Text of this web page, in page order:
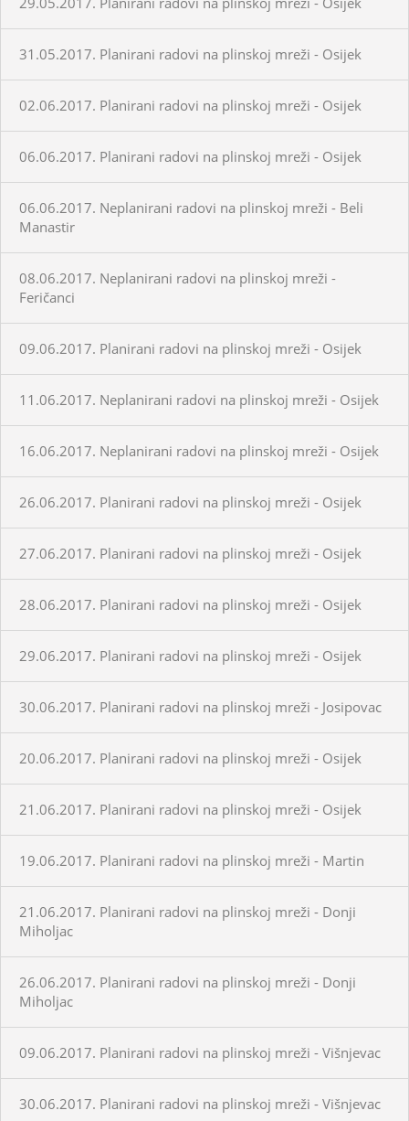
31.05.2017. Planirani radovi na plinskoj mreži - Osijek
02.06.2017. Planirani radovi na plinskoj mreži - Osijek
06.06.2017. Planirani radovi na plinskoj mreži - Osijek
06.06.2017. Neplanirani radovi na plinskoj mreži - Beli
Manastir
08.06.2017. Neplanirani radovi na plinskoj mreži -
Feričanci
09.06.2017. Planirani radovi na plinskoj mreži - Osijek
11.06.2017. Neplanirani radovi na plinskoj mreži - Osijek
16.06.2017. Neplanirani radovi na plinskoj mreži - Osijek
26.06.2017. Planirani radovi na plinskoj mreži - Osijek
27.06.2017. Planirani radovi na plinskoj mreži - Osijek
28.06.2017. Planirani radovi na plinskoj mreži - Osijek
29.06.2017. Planirani radovi na plinskoj mreži - Osijek
30.06.2017. Planirani radovi na plinskoj mreži - Josipovac
20.06.2017. Planirani radovi na plinskoj mreži - Osijek
21.06.2017. Planirani radovi na plinskoj mreži - Osijek
19.06.2017. Planirani radovi na plinskoj mreži - Martin
21.06.2017. Planirani radovi na plinskoj mreži - Donji
Miholjac
26.06.2017. Planirani radovi na plinskoj mreži - Donji
Miholjac
09.06.2017. Planirani radovi na plinskoj mreži - Višnjevac
30.06.2017. Planirani radovi na plinskoj mreži - Višnjevac